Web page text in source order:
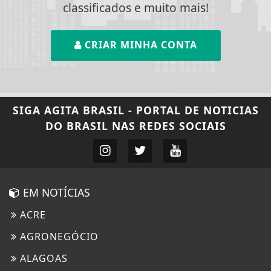
classificados e muito mais!
CRIAR MINHA CONTA
SIGA AGITA BRASIL - PORTAL DE NOTICIAS
DO BRASIL NAS REDES SOCIAIS
EM NOTÍCIAS
ACRE
AGRONEGÓCIO
ALAGOAS